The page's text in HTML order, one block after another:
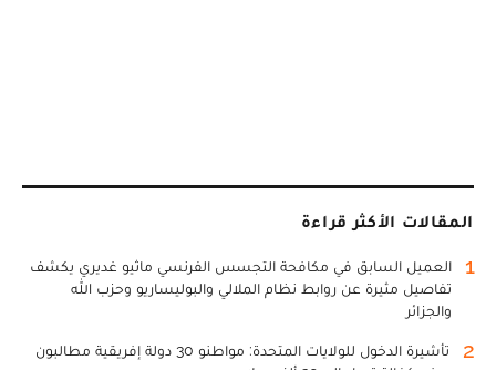
المقالات الأكثر قراءة
1
العميل السابق في مكافحة التجسس الفرنسي ماثيو غديري يكشف
تفاصيل مثيرة عن روابط نظام الملالي والبوليساريو وحزب الله
والجزائر
2
تأشيرة الدخول للولايات المتحدة: مواطنو 30 دولة إفريقية مطالبون